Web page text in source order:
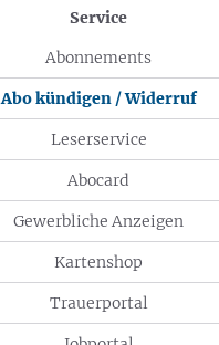
Service
Abonnements
Abo kündigen / Widerruf
Leserservice
Abocard
Gewerbliche Anzeigen
Kartenshop
Trauerportal